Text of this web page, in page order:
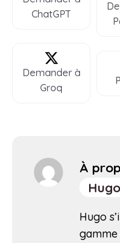
ChatGPT
Demander à
Groq
À
Hugo
gamme